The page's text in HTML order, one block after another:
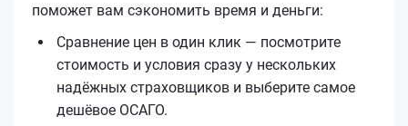
поможет вам сэкономить время и деньги:
Сравнение цен в один клик — посмотрите
стоимость и условия сразу у нескольких
надёжных страховщиков и выберите самое
дешёвое ОСАГО.